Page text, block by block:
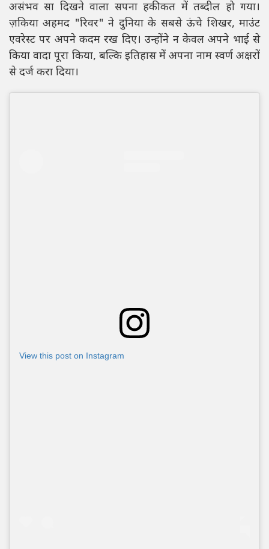
असंभव सा दिखने वाला सपना हकीकत में तब्दील हो गया।
ज़किया अहमद "रिवर" ने दुनिया के सबसे ऊंचे शिखर, माउंट
एवरेस्ट पर अपने कदम रख दिए। उन्होंने न केवल अपने भाई से
किया वादा पूरा किया, बल्कि इतिहास में अपना नाम स्वर्ण अक्षरों
से दर्ज करा दिया।
View this post on Instagram